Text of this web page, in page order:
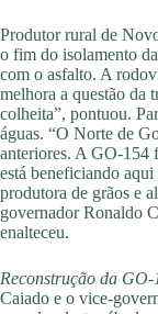
Produtor rural de
o fim do isolamento
com o asfalto. A
melhora a questão da
colheita”, pontuou.
águas. “O Norte de
anteriores. A GO-154
está beneficiando
produtora de grãos e
governador Ronaldo
enalteceu.
Reconstrução da GO-
Caiado e o vice-